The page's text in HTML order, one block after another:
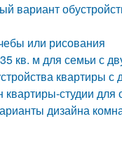
вариант
или рисования
кв. м для семьи с
квартиры с
студии для
дизайна